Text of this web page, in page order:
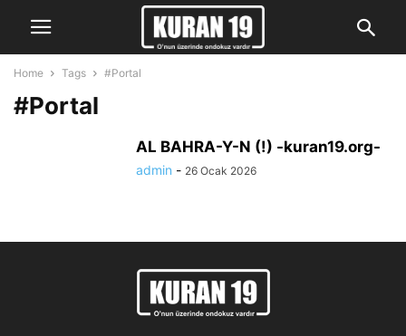
Home Tags #Portal
#Portal
AL BAHRA-Y-N (!) -kuran19.org-
admin - 26 Ocak 2026